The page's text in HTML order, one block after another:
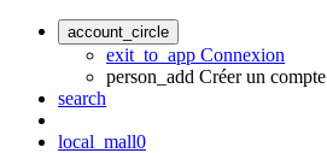
account_circle
exit_to_app Connexion
person_add Créer un compte
search
local_mall0